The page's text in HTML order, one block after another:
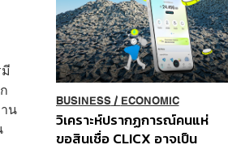
น
BUSINESS/ ECONOMIC
วิเคราะห์ปรากฏการณ์คนแห่
ขอสินเชื่อ CLICX อาจเป็น